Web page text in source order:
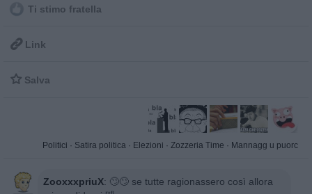
Ti stimo fratella
 Link
 Salva
Politici · Satira politica · Elezioni · Zozzeria Time · Mannagg u puorc
ZooxxxpriuX: 🙄🙄 se tutte ragionassero così allora